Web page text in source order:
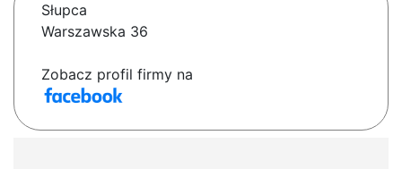
Słupca
Warszawska 36
Zobacz profil firmy na